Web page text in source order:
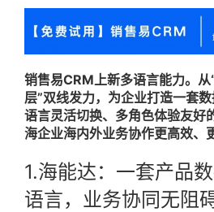
销售易CRM上新多语言能力。从
层”双线发力，为企业打造一套
语言灵活切换、多角色体验友好
海企业海内外业务协作更高效、
1.海能达：一套产品
语言，业务协同无阻